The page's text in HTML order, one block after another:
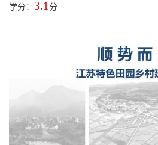
学分： 3.1分